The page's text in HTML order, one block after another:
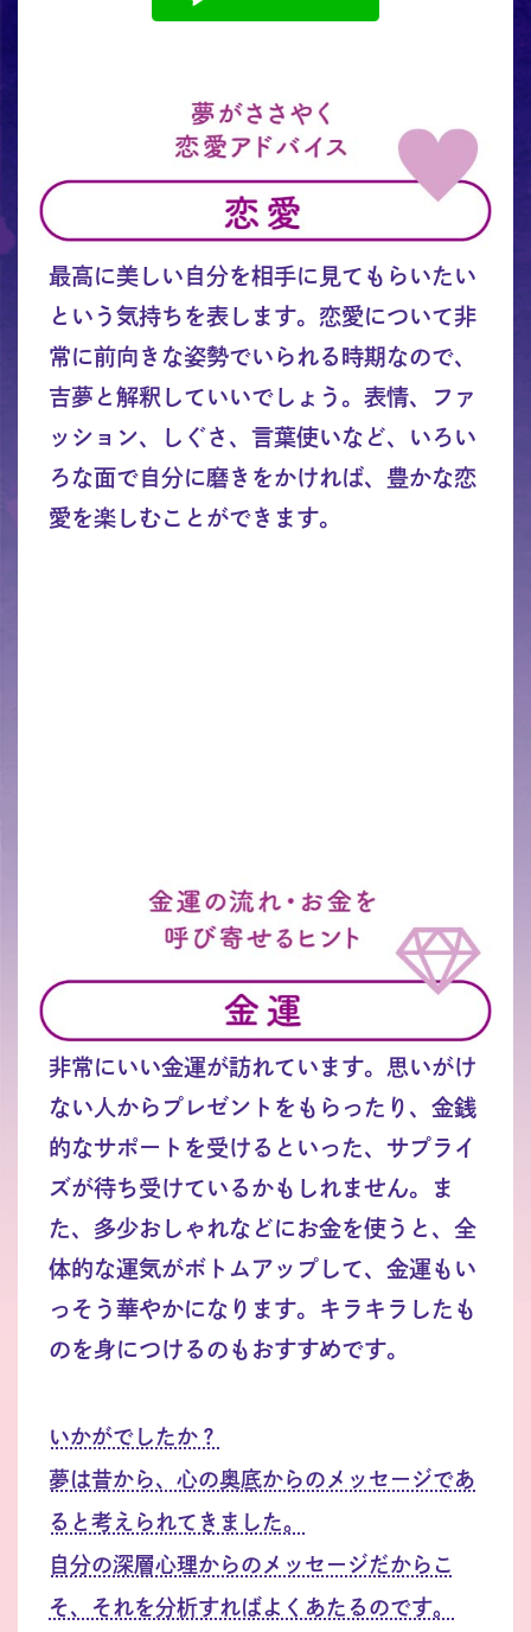
最高に美しい自分を相手に見てもらいたい
という気持ちを表します。恋愛について非
常に前向きな姿勢でいられる時期なので、
吉夢と解釈していいでしょう。表情、ファ
ッション、しぐさ、言葉使いなど、いろい
ろな面で自分に磨きをかければ、豊かな恋
愛を楽しむことができます。
非常にいい金運が訪れています。思いがけ
ない人からプレゼントをもらったり、金銭
的なサポートを受けるといった、サプライ
ズが待ち受けているかもしれません。ま
た、多少おしゃれなどにお金を使うと、全
体的な運気がボトムアップして、金運もい
っそう華やかになります。キラキラしたも
のを身につけるのもおすすめです。
いかがでしたか？
夢は昔から、心の奥底からのメッセージであ
ると考えられてきました。
自分の深層心理からのメッセージだからこ
そ、それを分析すればよくあたるのです。